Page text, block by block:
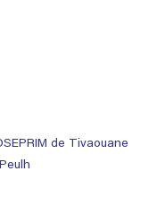
de Tivaouane
Peulh